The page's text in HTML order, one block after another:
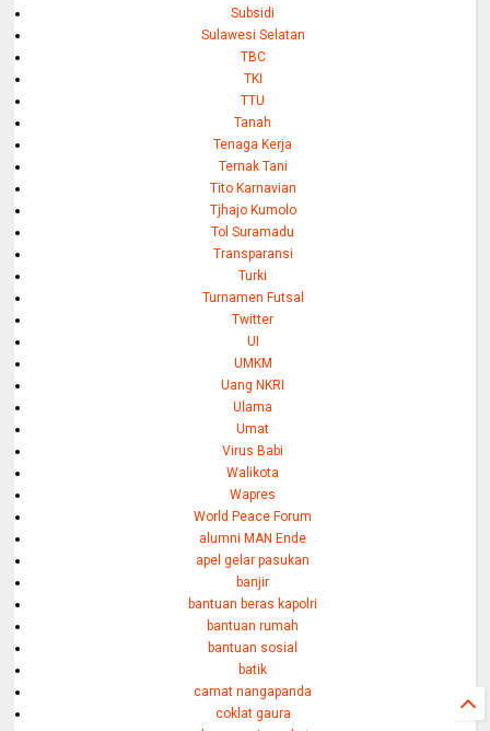
Subsidi
Sulawesi Selatan
TBC
TKI
TTU
Tanah
Tenaga Kerja
Ternak Tani
Tito Karnavian
Tjhajo Kumolo
Tol Suramadu
Transparansi
Turki
Turnamen Futsal
Twitter
UI
UMKM
Uang NKRI
Ulama
Umat
Virus Babi
Walikota
Wapres
World Peace Forum
alumni MAN Ende
apel gelar pasukan
banjir
bantuan beras kapolri
bantuan rumah
bantuan sosial
batik
camat nangapanda
coklat gaura